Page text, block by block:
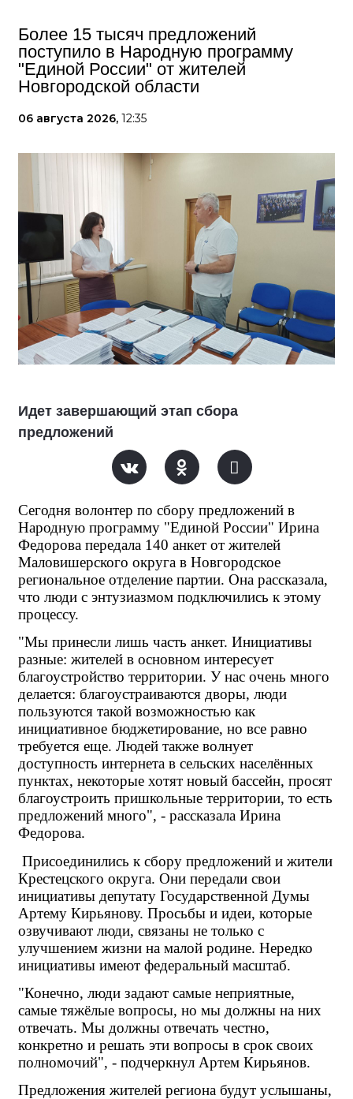
Более 15 тысяч предложений
поступило в Народную программу
"Единой России" от жителей
Новгородской области
06 августа 2026, 12:35
Идет завершающий этап сбора
предложений
Сегодня волонтер по сбору предложений в
Народную программу "Единой России" Ирина
Федорова передала 140 анкет от жителей
Маловишерского округа в Новгородское
региональное отделение партии. Она рассказала,
что люди с энтузиазмом подключились к этому
процессу.
"Мы принесли лишь часть анкет. Инициативы
разные: жителей в основном интересует
благоустройство территории. У нас очень много
делается: благоустраиваются дворы, люди
пользуются такой возможностью как
инициативное бюджетирование, но все равно
требуется еще. Людей также волнует
доступность интернета в сельских населённых
пунктах, некоторые хотят новый бассейн, просят
благоустроить пришкольные территории, то есть
предложений много", - рассказала Ирина
Федорова.
Присоединились к сбору предложений и жители
Крестецского округа. Они передали свои
инициативы депутату Государственной Думы
Артему Кирьянову. Просьбы и идеи, которые
озвучивают люди, связаны не только с
улучшением жизни на малой родине. Нередко
инициативы имеют федеральный масштаб.
"Конечно, люди задают самые неприятные,
самые тяжёлые вопросы, но мы должны на них
отвечать. Мы должны отвечать честно,
конкретно и решать эти вопросы в срок своих
полномочий", - подчеркнул Артем Кирьянов.
Предложения жителей региона будут услышаны,